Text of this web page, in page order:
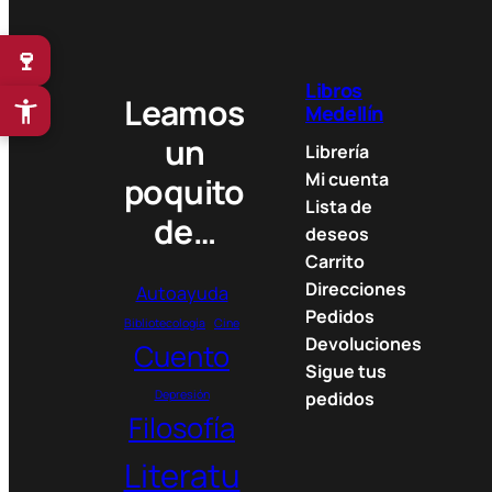
Leamos
un
poquito
de…
Autoayuda
Bibliotecología Cine
Cuento
Depresión
Filosofía
Literatu
Libros
Medellín
Librería
Mi cuenta
Lista de
deseos
Carrito
Direcciones
Pedidos
Devoluciones
Sigue tus
pedidos
🍷